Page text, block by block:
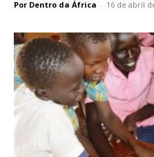
Por Dentro da África - 16 de abril